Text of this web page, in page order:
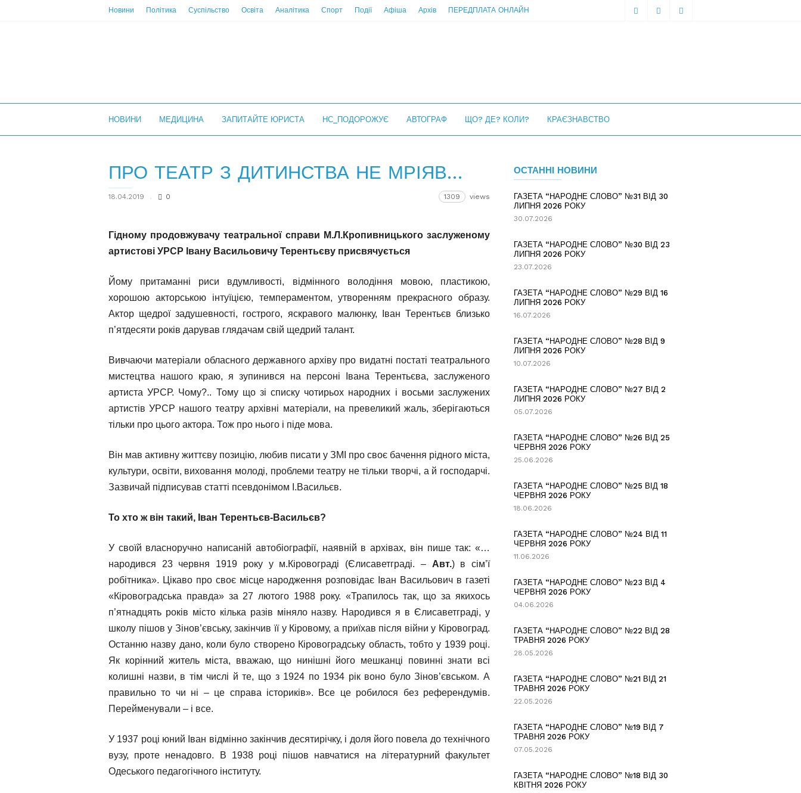
Новини Політика Суспільство Освіта Аналітика Спорт Події Афіша Архів ПЕРЕДПЛАТА ОНЛАЙН
НОВИНИ МЕДИЦИНА ЗАПИТАЙТЕ ЮРИСТА НС_ПОДОРОЖУЄ АВТОГРАФ ЩО? ДЕ? КОЛИ? КРАЄЗНАВСТВО
ПРО ТЕАТР З ДИТИНСТВА НЕ МРІЯВ…
18.04.2019 0 1309 views
Гідному продовжувачу театральної справи М.Л.Кропивницького заслуженому
артистові УРСР Івану Васильовичу Терентьєву присвячується
Йому притаманні риси вдумливості, відмінного володіння мовою, пластикою,
хорошою акторською інтуїцією, темпераментом, утворенням прекрасного образу.
Актор щедрої задушевності, гострого, яскравого малюнку, Іван Терентьєв близько
п’ятдесяти років дарував глядачам свій щедрий талант.
Вивчаючи матеріали обласного державного архіву про видатні постаті театрального
мистецтва нашого краю, я зупинився на персоні Івана Терентьєва, заслуженого
артиста УРСР. Чому?.. Тому що зі списку чотирьох народних і восьми заслужених
артистів УРСР нашого театру архівні матеріали, на превеликий жаль, зберігаються
тільки про цього актора. Тож про нього і піде мова.
Він мав активну життєву позицію, любив писати у ЗМІ про своє бачення рідного міста,
культури, освіти, виховання молоді, проблеми театру не тільки творчі, а й господарчі.
Зазвичай підписував статті псевдонімом І.Васильєв.
То хто ж він такий, Іван Терентьєв-Васильєв?
У своїй власноручно написаній автобіографії, наявній в архівах, він пише так: «…
народився 23 червня 1919 року у м.Кіровограді (Єлисаветграді. –Авт.) в сім’ї
робітника». Цікаво про своє місце народження розповідає Іван Васильович в газеті
«Кіровоградська правда» за 27 лютого 1988 року. «Трапилось так, що за якихось
п’ятнадцять років місто кілька разів міняло назву. Народився я в Єлисаветграді, у
школу пішов у Зінов’євську, закінчив її у Кіровому, а приїхав після війни у Кіровоград.
Останню назву дано, коли було створено Кіровоградську область, тобто у 1939 році.
Як корінний житель міста, вважаю, що нинішні його мешканці повинні знати всі
колишні назви, в тім числі й те, що з 1924 по 1934 рік воно було Зінов’євськом. А
правильно то чи ні – це справа істориків». Все це робилося без референдумів.
Перейменували – і все.
У 1937 році юний Іван відмінно закінчив десятирічку, і доля його повела до технічного
вузу, проте ненадовго. В 1938 році пішов навчатися на літературний факультет
Одеського педагогічного інституту.
ОСТАННІ НОВИНИ
ГАЗЕТА “НАРОДНЕ СЛОВО” №31 ВІД 30
ЛИПНЯ 2026 РОКУ
30.07.2026
ГАЗЕТА “НАРОДНЕ СЛОВО” №30 ВІД 23
ЛИПНЯ 2026 РОКУ
23.07.2026
ГАЗЕТА “НАРОДНЕ СЛОВО” №29 ВІД 16
ЛИПНЯ 2026 РОКУ
16.07.2026
ГАЗЕТА “НАРОДНЕ СЛОВО” №28 ВІД 9
ЛИПНЯ 2026 РОКУ
10.07.2026
ГАЗЕТА “НАРОДНЕ СЛОВО” №27 ВІД 2
ЛИПНЯ 2026 РОКУ
05.07.2026
ГАЗЕТА “НАРОДНЕ СЛОВО” №26 ВІД 25
ЧЕРВНЯ 2026 РОКУ
25.06.2026
ГАЗЕТА “НАРОДНЕ СЛОВО” №25 ВІД 18
ЧЕРВНЯ 2026 РОКУ
18.06.2026
ГАЗЕТА “НАРОДНЕ СЛОВО” №24 ВІД 11
ЧЕРВНЯ 2026 РОКУ
11.06.2026
ГАЗЕТА “НАРОДНЕ СЛОВО” №23 ВІД 4
ЧЕРВНЯ 2026 РОКУ
04.06.2026
ГАЗЕТА “НАРОДНЕ СЛОВО” №22 ВІД 28
ТРАВНЯ 2026 РОКУ
28.05.2026
ГАЗЕТА “НАРОДНЕ СЛОВО” №21 ВІД 21
ТРАВНЯ 2026 РОКУ
22.05.2026
ГАЗЕТА “НАРОДНЕ СЛОВО” №19 ВІД 7
ТРАВНЯ 2026 РОКУ
07.05.2026
ГАЗЕТА “НАРОДНЕ СЛОВО” №18 ВІД 30
КВІТНЯ 2026 РОКУ